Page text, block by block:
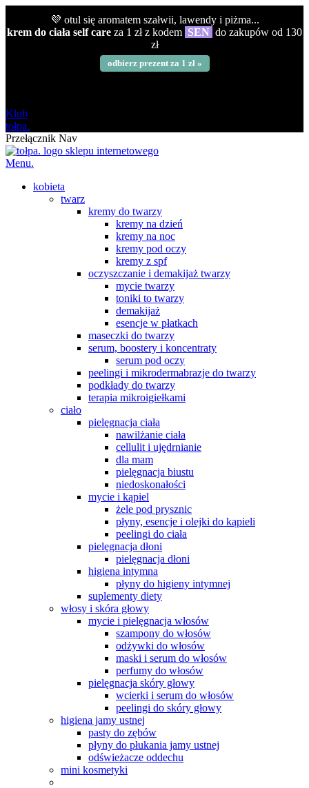
💜 otul się aromatem szałwii, lawendy i piżma...
krem do ciała self care za 1 zł z kodem SEN do zakupów od 130
zł
odbierz prezent za 1 zł »
Klub
tołpa.
Przełącznik Nav
Menu.
kobieta
twarz
kremy do twarzy
kremy na dzień
kremy na noc
kremy pod oczy
kremy z spf
oczyszczanie i demakijaż twarzy
mycie twarzy
toniki to twarzy
demakijaż
esencje w płatkach
maseczki do twarzy
serum, boostery i koncentraty
serum pod oczy
peelingi i mikrodermabrazje do twarzy
podkłady do twarzy
terapia mikroigiełkami
ciało
pielęgnacja ciała
nawilżanie ciała
cellulit i ujędrnianie
dla mam
pielęgnacja biustu
niedoskonałości
mycie i kąpiel
żele pod prysznic
płyny, esencje i olejki do kąpieli
peelingi do ciała
pielęgnacja dłoni
pielęgnacja dłoni
higiena intymna
płyny do higieny intymnej
suplementy diety
włosy i skóra głowy
mycie i pielęgnacja włosów
szampony do włosów
odżywki do włosów
maski i serum do włosów
perfumy do włosów
pielęgnacja skóry głowy
wcierki i serum do włosów
peelingi do skóry głowy
higiena jamy ustnej
pasty do zębów
płyny do płukania jamy ustnej
odświeżacze oddechu
mini kosmetyki